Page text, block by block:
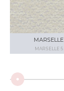
MARSELLE
MARSELLE 5